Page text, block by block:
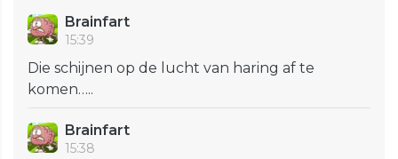
Brainfart
15:39
Die schijnen op de lucht van haring af te
komen…..
Brainfart
15:38